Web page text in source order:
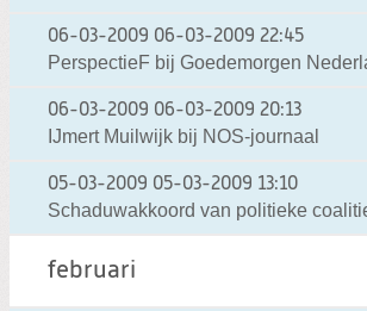
06-03-2009 06-03-2009 22:45
PerspectieF bij Goedemorgen
06-03-2009 06-03-2009 20:13
IJmert Muilwijk bij NOS-journaal
05-03-2009 05-03-2009 13:10
Schaduwakkoord van politieke
februari